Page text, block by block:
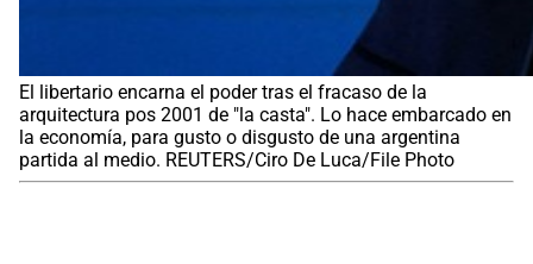
El libertario encarna el poder tras el fracaso de la
arquitectura pos 2001 de "la casta". Lo hace embarcado en
la economía, para gusto o disgusto de una argentina
partida al medio. REUTERS/Ciro De Luca/File Photo